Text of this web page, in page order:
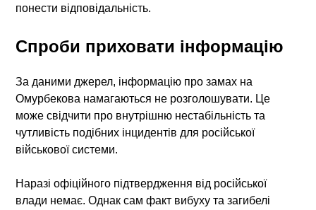
понести відповідальність.
Спроби приховати інформацію
За даними джерел, інформацію про замах на
Омурбекова намагаються не розголошувати. Це
може свідчити про внутрішню нестабільність та
чутливість подібних інцидентів для російської
військової системи.
Наразі офіційного підтвердження від російської
влади немає. Однак сам факт вибуху та загибелі